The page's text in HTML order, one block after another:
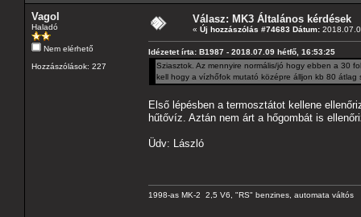
Vagol
Haladó
Nem elérhető
Hozzászólások: 227
Válasz: MK3 Általános kérdések
« Új hozzászólás #74683 Dátum:
Idézetet írta: B1987 - 2018.07.09 hétfő, 16:53:25
Sziasztok. Az mennyire normális/jó hogy ebben a 30
kell hogy a vízhőfok mutató középre álljon kb 80
Első lépésben a termosztátot kellene
hűtővíz. Aztán nem árt a hőgombát is
Üdv: László
1998-as MK-2 2,5 V6, "RS" benzines, automata váltós